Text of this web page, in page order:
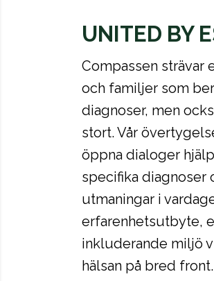
UNITED BY
Compassen strävar
och familjer som
diagnoser, men
stort. Vår
öppna dialoger
specifika diagnoser
utmaningar i
erfarenhetsutbyte,
inkluderande miljö
hälsan på bred front.